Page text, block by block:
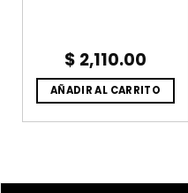
$ 2,110.00
AÑADIR AL CARRITO